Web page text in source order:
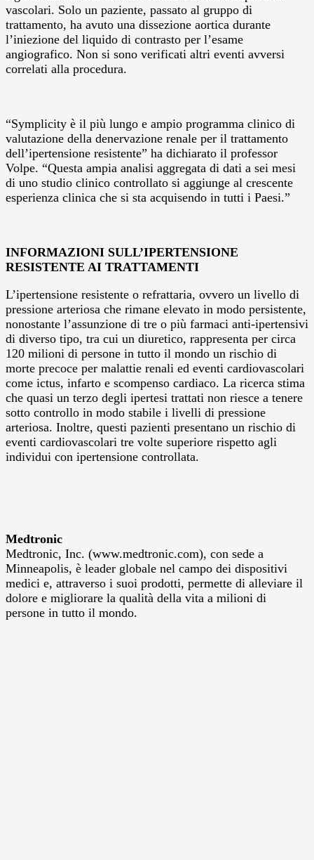
vascolari. Solo un paziente, passato al gruppo di
trattamento, ha avuto una dissezione aortica durante
l’iniezione del liquido di contrasto per l’esame
angiografico. Non si sono verificati altri eventi avversi
correlati alla procedura.
“Symplicity è il più lungo e ampio programma clinico di
valutazione della denervazione renale per il trattamento
dell’ipertensione resistente” ha dichiarato il professor
Volpe. “Questa ampia analisi aggregata di dati a sei mesi
di uno studio clinico controllato si aggiunge al crescente
esperienza clinica che si sta acquisendo in tutti i Paesi.”
INFORMAZIONI SULL’IPERTENSIONE
RESISTENTE AI TRATTAMENTI
L’ipertensione resistente o refrattaria, ovvero un livello di
pressione arteriosa che rimane elevato in modo persistente,
nonostante l’assunzione di tre o più farmaci anti-ipertensivi
di diverso tipo, tra cui un diuretico, rappresenta per circa
120 milioni di persone in tutto il mondo un rischio di
morte precoce per malattie renali ed eventi cardiovascolari
come ictus, infarto e scompenso cardiaco. La ricerca stima
che quasi un terzo degli ipertesi trattati non riesce a tenere
sotto controllo in modo stabile i livelli di pressione
arteriosa. Inoltre, questi pazienti presentano un rischio di
eventi cardiovascolari tre volte superiore rispetto agli
individui con ipertensione controllata.
Medtronic
Medtronic, Inc. (www.medtronic.com), con sede a
Minneapolis, è leader globale nel campo dei dispositivi
medici e, attraverso i suoi prodotti, permette di alleviare il
dolore e migliorare la qualità della vita a milioni di
persone in tutto il mondo.